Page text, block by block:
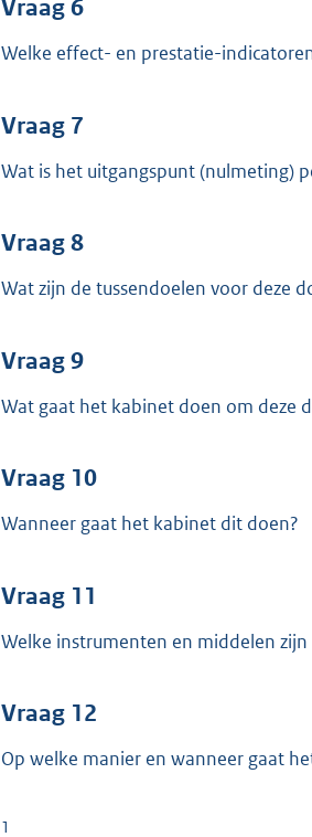
Vraag 6
Welke effect- en prestatie-
Vraag 7
Wat is het uitgangspunt (nulmeting)
Vraag 8
Wat zijn de tussendoelen voor deze
Vraag 9
Wat gaat het kabinet doen om deze
Vraag 10
Wanneer gaat het kabinet dit doen?
Vraag 11
Welke instrumenten en middelen
Vraag 12
Op welke manier en wanneer gaat
1